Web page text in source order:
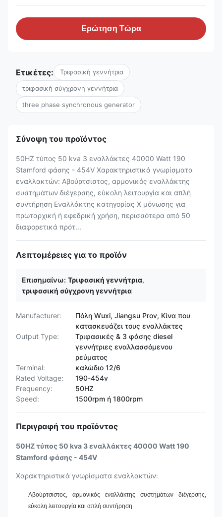
Ερώτηση Τώρα
Ετικέτες: Τριφασική γεννήτρια
τριφασική σύγχρονη γεννήτρια
three phase synchronous generator
Σύνοψη του προϊόντος
50HZ τύπος 50 kva 3 εναλλάκτες 40000 Watt 190
Stamford φάσης - 454V Χαρακτηριστικά γνωρίσματα
εναλλακτών: Αβούρτσιστος, αρμονικός εναλλάκτης
συστημάτων διέγερσης, εύκολη λειτουργία και απλή
συντήρηση Εναλλάκτης κατηγορίας Χ μόνωσης για
πρωταρχική ή εφεδρική χρήση, περισσότερα από 50
διαφορετικά πρότ...
Λεπτομέρειες για το προϊόν
Επισημαίνω: Τριφασική γεννήτρια,
τριφασική σύγχρονη γεννήτρια
Manufacturer:
Πόλη Wuxi, Jiangsu Prov, Κίνα που
κατασκευάζει τους εναλλάκτες
Output Type:
Τριφασικές & 3 φάσης diesel
γεννήτριες εναλλασσόμενου
ρεύματος
Terminal:
καλώδιο 12/6
Rated Voltage:
190-454v
Frequency:
50HZ
Speed:
1500rpm ή 1800rpm
Περιγραφή του προϊόντος
50HZ τύπος 50 kva 3 εναλλάκτες 40000 Watt 190
Stamford φάσης - 454V
Χαρακτηριστικά γνωρίσματα εναλλακτών:
Αβούρτσιστος, αρμονικός εναλλάκτης συστημάτων διέγερσης,
εύκολη λειτουργία και απλή συντήρηση